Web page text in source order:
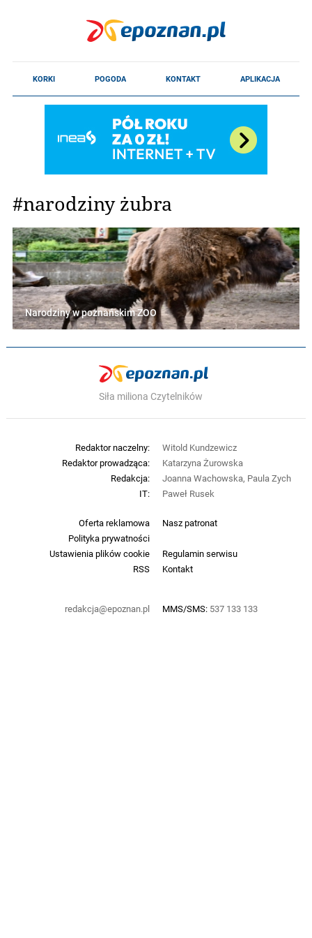
#narodziny żubra
Narodziny w poznańskim ZOO
Siła miliona Czytelników
Oferta reklamowa
Nasz patronat
Polityka prywatności
Ustawienia plików cookie
Regulamin serwisu
RSS
Kontakt
redakcja@epoznan.pl MMS/SMS: 537 133 133
Redaktor naczelny:
Witold Kundzewicz
Redaktor prowadząca:
Katarzyna Żurowska
Redakcja:
Joanna Wachowska, Paula Zych
IT:
Paweł Rusek